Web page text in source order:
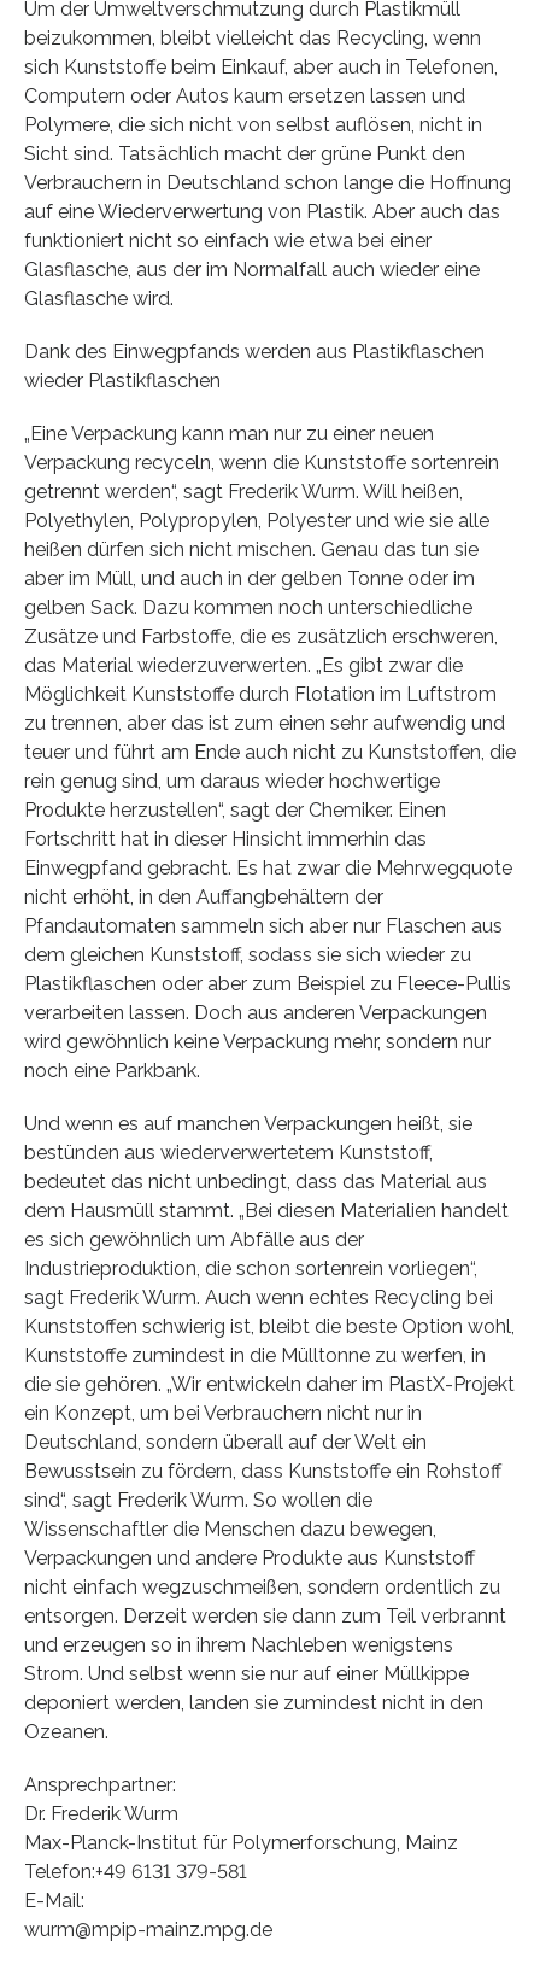
Um der Umweltverschmutzung durch Plastikmüll
beizukommen, bleibt vielleicht das Recycling, wenn
sich Kunststoffe beim Einkauf, aber auch in Telefonen,
Computern oder Autos kaum ersetzen lassen und
Polymere, die sich nicht von selbst auflösen, nicht in
Sicht sind. Tatsächlich macht der grüne Punkt den
Verbrauchern in Deutschland schon lange die Hoffnung
auf eine Wiederverwertung von Plastik. Aber auch das
funktioniert nicht so einfach wie etwa bei einer
Glasflasche, aus der im Normalfall auch wieder eine
Glasflasche wird.
Dank des Einwegpfands werden aus Plastikflaschen
wieder Plastikflaschen
„Eine Verpackung kann man nur zu einer neuen
Verpackung recyceln, wenn die Kunststoffe sortenrein
getrennt werden“, sagt Frederik Wurm. Will heißen,
Polyethylen, Polypropylen, Polyester und wie sie alle
heißen dürfen sich nicht mischen. Genau das tun sie
aber im Müll, und auch in der gelben Tonne oder im
gelben Sack. Dazu kommen noch unterschiedliche
Zusätze und Farbstoffe, die es zusätzlich erschweren,
das Material wiederzuverwerten. „Es gibt zwar die
Möglichkeit Kunststoffe durch Flotation im Luftstrom
zu trennen, aber das ist zum einen sehr aufwendig und
teuer und führt am Ende auch nicht zu Kunststoffen, die
rein genug sind, um daraus wieder hochwertige
Produkte herzustellen“, sagt der Chemiker. Einen
Fortschritt hat in dieser Hinsicht immerhin das
Einwegpfand gebracht. Es hat zwar die Mehrwegquote
nicht erhöht, in den Auffangbehältern der
Pfandautomaten sammeln sich aber nur Flaschen aus
dem gleichen Kunststoff, sodass sie sich wieder zu
Plastikflaschen oder aber zum Beispiel zu Fleece-Pullis
verarbeiten lassen. Doch aus anderen Verpackungen
wird gewöhnlich keine Verpackung mehr, sondern nur
noch eine Parkbank.
Und wenn es auf manchen Verpackungen heißt, sie
bestünden aus wiederverwertetem Kunststoff,
bedeutet das nicht unbedingt, dass das Material aus
dem Hausmüll stammt. „Bei diesen Materialien handelt
es sich gewöhnlich um Abfälle aus der
Industrieproduktion, die schon sortenrein vorliegen“,
sagt Frederik Wurm. Auch wenn echtes Recycling bei
Kunststoffen schwierig ist, bleibt die beste Option wohl,
Kunststoffe zumindest in die Mülltonne zu werfen, in
die sie gehören. „Wir entwickeln daher im PlastX-Projekt
ein Konzept, um bei Verbrauchern nicht nur in
Deutschland, sondern überall auf der Welt ein
Bewusstsein zu fördern, dass Kunststoffe ein Rohstoff
sind“, sagt Frederik Wurm. So wollen die
Wissenschaftler die Menschen dazu bewegen,
Verpackungen und andere Produkte aus Kunststoff
nicht einfach wegzuschmeißen, sondern ordentlich zu
entsorgen. Derzeit werden sie dann zum Teil verbrannt
und erzeugen so in ihrem Nachleben wenigstens
Strom. Und selbst wenn sie nur auf einer Müllkippe
deponiert werden, landen sie zumindest nicht in den
Ozeanen.
Ansprechpartner:
Dr. Frederik Wurm
Max-Planck-Institut für Polymerforschung, Mainz
Telefon:+49 6131 379-581
E-Mail:
wurm@mpip-mainz.mpg.de